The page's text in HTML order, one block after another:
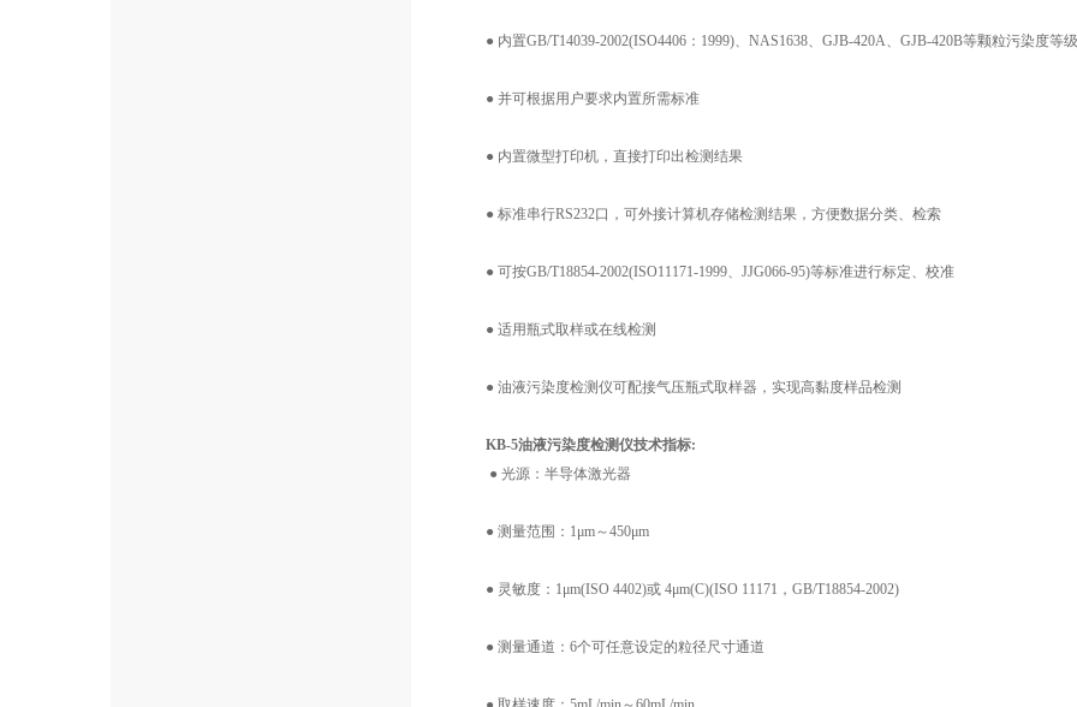
● 内置GB/T14039-2002(ISO4406：1999)、NAS1638、GJB-420A、GJB-420B等颗粒污染度等
● 并可根据用户要求内置所需标准
● 内置微型打印机，直接打印出检测结果
● 标准串行RS232口，可外接计算机存储检测结果，方便数据分类、检索
● 可按GB/T18854-2002(ISO11171-1999、JJG066-95)等标准进行标定、校准
● 适用瓶式取样或在线检测
● 油液污染度检测仪可配接气压瓶式取样器，实现高黏度样品检测
KB-5油液污染度检测仪技术指标:
● 光源：半导体激光器
● 测量范围：1μm～450μm
● 灵敏度：1μm(ISO 4402)或 4μm(C)(ISO 11171，GB/T18854-2002)
● 测量通道：6个可任意设定的粒径尺寸通道